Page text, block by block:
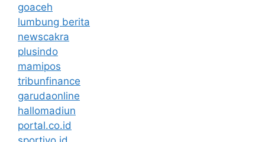
goaceh
lumbung berita
newscakra
plusindo
mamipos
tribunfinance
garudaonline
hallomadiun
portal.co.id